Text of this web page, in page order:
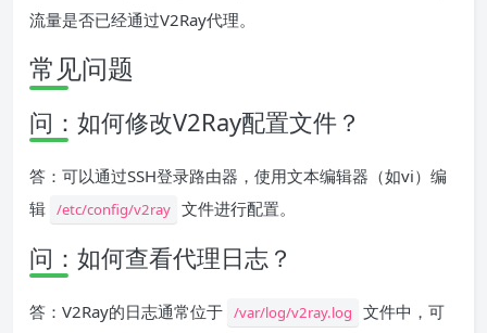
流量是否已经通过V2Ray代理。
常见问题
问：如何修改V2Ray配置文件？
答：可以通过SSH登录路由器，使用文本编辑器（如vi）编
辑 /etc/config/v2ray 文件进行配置。
问：如何查看代理日志？
答：V2Ray的日志通常位于 /var/log/v2ray.log
文件中，可